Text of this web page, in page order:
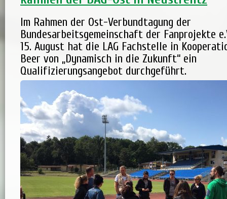
Im Rahmen der Ost-Verbundtagung der
Bundesarbeitsgemeinschaft der Fanprojekte
15. August hat die LAG Fachstelle in
Beer von „Dynamisch in die Zukunft“ ein
Qualifizierungsangebot durchgeführt.